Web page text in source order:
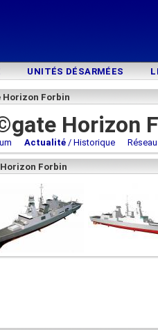
UNITÉS DÉSARMÉES
Forbin
Horizon
Actualité / Historique Réseau
Forbin